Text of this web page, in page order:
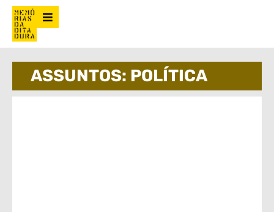
ASSUNTOS: POLÍTICA